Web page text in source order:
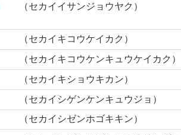
（セカイイサンジョウヤク）
（セカイキコウケイカク）
（セカイキコウケンキュウケイカク）
（セカイキショウキカン）
（セカイシゲンケンキュウジョ）
（セカイシゼンホゴキキン）